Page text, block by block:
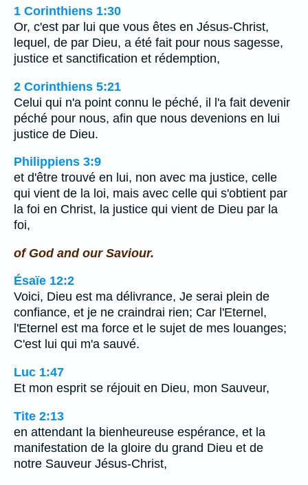
1 Corinthiens 1:30
Or, c'est par lui que vous êtes en Jésus-Christ,
lequel, de par Dieu, a été fait pour nous sagesse,
justice et sanctification et rédemption,
2 Corinthiens 5:21
Celui qui n'a point connu le péché, il l'a fait devenir
péché pour nous, afin que nous devenions en lui
justice de Dieu.
Philippiens 3:9
et d'être trouvé en lui, non avec ma justice, celle
qui vient de la loi, mais avec celle qui s'obtient par
la foi en Christ, la justice qui vient de Dieu par la
foi,
of God and our Saviour.
Ésaïe 12:2
Voici, Dieu est ma délivrance, Je serai plein de
confiance, et je ne craindrai rien; Car l'Eternel,
l'Eternel est ma force et le sujet de mes louanges;
C'est lui qui m'a sauvé.
Luc 1:47
Et mon esprit se réjouit en Dieu, mon Sauveur,
Tite 2:13
en attendant la bienheureuse espérance, et la
manifestation de la gloire du grand Dieu et de
notre Sauveur Jésus-Christ,